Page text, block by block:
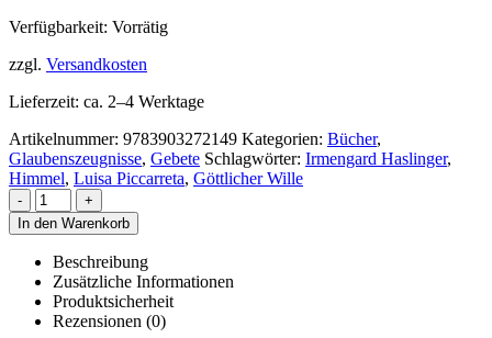
Verfügbarkeit: Vorrätig
zzgl. Versandkosten
Lieferzeit: ca. 2–4 Werktage
Artikelnummer: 9783903272149 Kategorien: Bücher,
Glaubenszeugnisse, Gebete Schlagwörter: Irmengard Haslinger,
Himmel, Luisa Piccarreta, Göttlicher Wille
-
+
In den Warenkorb
Beschreibung
Zusätzliche Informationen
Produktsicherheit
Rezensionen (0)